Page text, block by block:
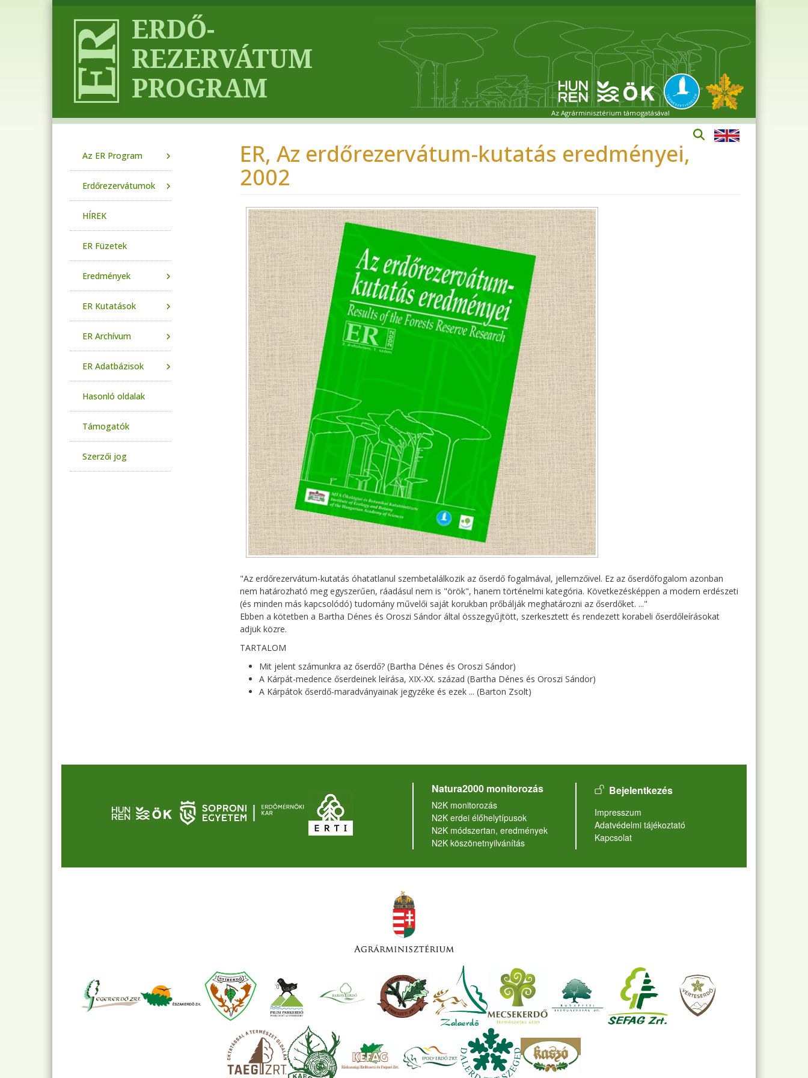
Az Agrárminisztérium támogatásával
ER, Az erdőrezervátum-kutatás eredményei,
2002
"Az erdőrezervátum-kutatás óhatatlanul szembetalálkozik az őserdő fogalmával, jellemzőivel. Ez az őserdőfogalom azonban
nem határozható meg egyszerűen, ráadásul nem is "örök", hanem történelmi kategória. Következésképpen a modern erdészeti
(és minden más kapcsolódó) tudomány művelői saját korukban prőbálják meghatározni az őserdőket. ..."
Ebben a kötetben a Bartha Dénes és Oroszi Sándor által összegyűjtött, szerkesztett és rendezett korabeli őserdőleírásokat
adjuk közre.
TARTALOM
Mit jelent számunkra az őserdő? (Bartha Dénes és Oroszi Sándor)
A Kárpát-medence őserdeinek leírása, XIX-XX. század (Bartha Dénes és Oroszi Sándor)
A Kárpátok őserdő-maradványainak jegyzéke és ezek ... (Barton Zsolt)
Az ER Program
Erdőrezervátumok
HÍREK
ER Füzetek
Eredmények
ER Kutatások
ER Archívum
ER Adatbázisok
Hasonló oldalak
Támogatók
Szerzői jog
Natura2000 monitorozás
N2K monitorozás
N2K erdei élőhelytípusok
N2K módszertan, eredmények
N2K köszönetnyilvánítás
User account menu
Bejelentkezés
Lábléc
Impresszum
Adatvédelmi tájékoztató
Kapcsolat